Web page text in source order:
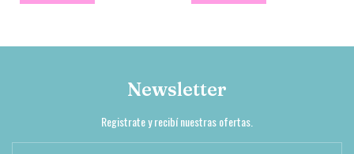
Newsletter
Registrate y recibí nuestras ofertas.